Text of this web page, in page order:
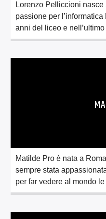
Lorenzo Pelliccioni
passione per
anni del liceo e
lavorare nel settore della
Matilde Pro è nata a
sempre stata
per far vedere al mondo
Frequenta il Liceo